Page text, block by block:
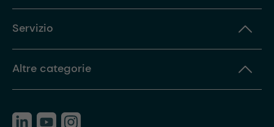
Servizio
Altre categorie